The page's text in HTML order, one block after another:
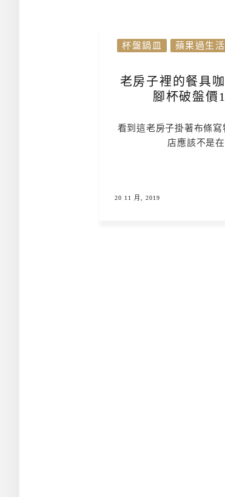
杯盤鍋皿 蘋果過生
老房子裡的餐具
腳杯破盤價
看到這老房子掛著布條
店應該不是
20 11 月, 2019